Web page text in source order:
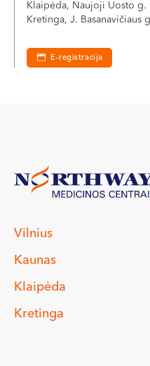
Klaipėda, Naujoji Uosto g.
Kretinga, J. Basanavičiaus
E-registracija
Vilnius
Kaunas
Klaipėda
Kretinga